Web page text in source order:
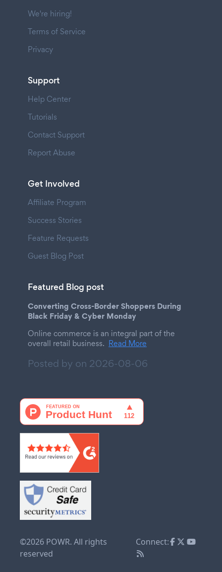
We're hiring!
Terms of Service
Privacy
Support
Help Center
Tutorials
Contact Support
Report Abuse
Get Involved
Affiliate Program
Success Stories
Feature Requests
Guest Blog Post
Featured Blog post
Converting Cross-Border Shoppers During
Black Friday & Cyber Monday
Online commerce is an integral part of the
overall retail business. Read More
Posted by on 2026-08-06
©2026 POWR. All rights
reserved
Connect: